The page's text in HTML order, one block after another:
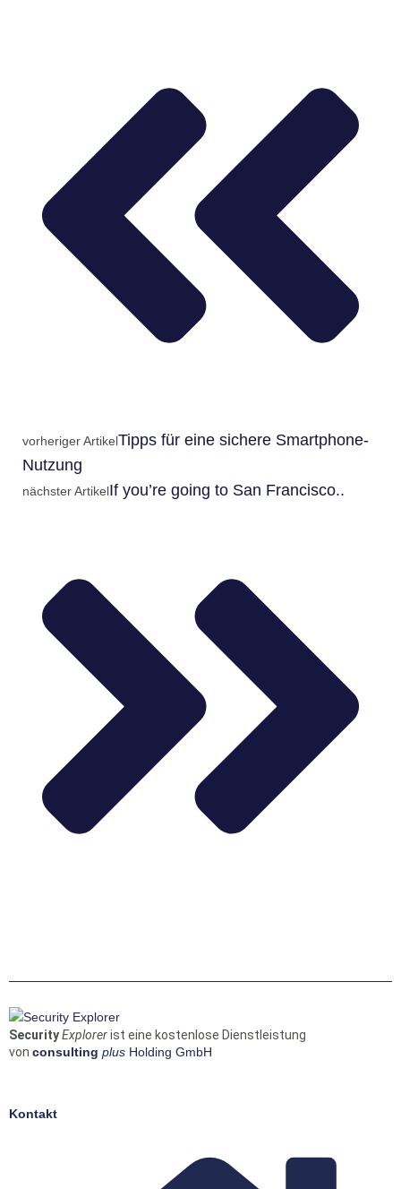
vorheriger ArtikelTipps für eine sichere Smartphone-
Nutzung
nächster ArtikelIf you’re going to San Francisco..
SecurityExplorerist eine kostenlose Dienstleistung
von consulting plus Holding GmbH
Kontakt